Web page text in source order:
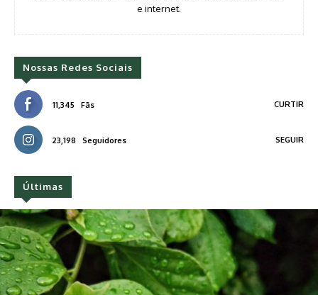
e internet.
Nossas Redes Sociais
11,345 Fãs CURTIR
23,198 Seguidores SEGUIR
Últimas